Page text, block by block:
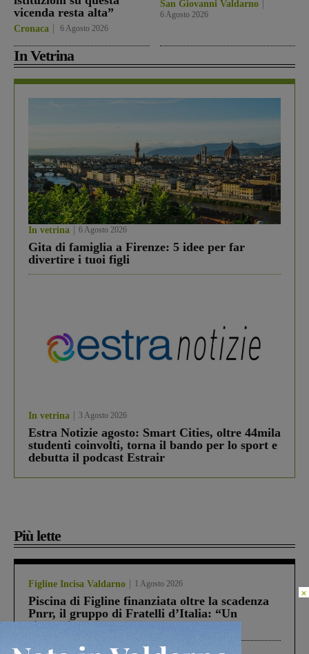
vicenda resta alta”
Cronaca 6 Agosto 2026
San Giovanni Valdarno
6 Agosto 2026
In Vetrina
In vetrina 6 Agosto 2026
Gita di famiglia a Firenze: 5 idee per far
divertire i tuoi figli
In vetrina 3 Agosto 2026
Estra Notizie agosto: Smart Cities, oltre 44mila
studenti coinvolti, torna il bando per lo sport e
debutta il podcast Estrair
Più lette
Figline Incisa Valdarno 1 Agosto 2026
Piscina di Figline finanziata oltre la scadenza
Pnrr, il gruppo di Fratelli d’Italia: “Un
ringraziamento al Governo”
×